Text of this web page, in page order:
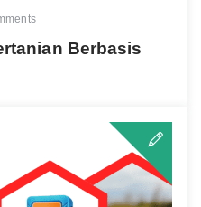
Berbasis